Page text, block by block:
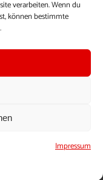
verarbeiten. Wenn du
können bestimmte
Impressum
Du musst
können, ein
und zu